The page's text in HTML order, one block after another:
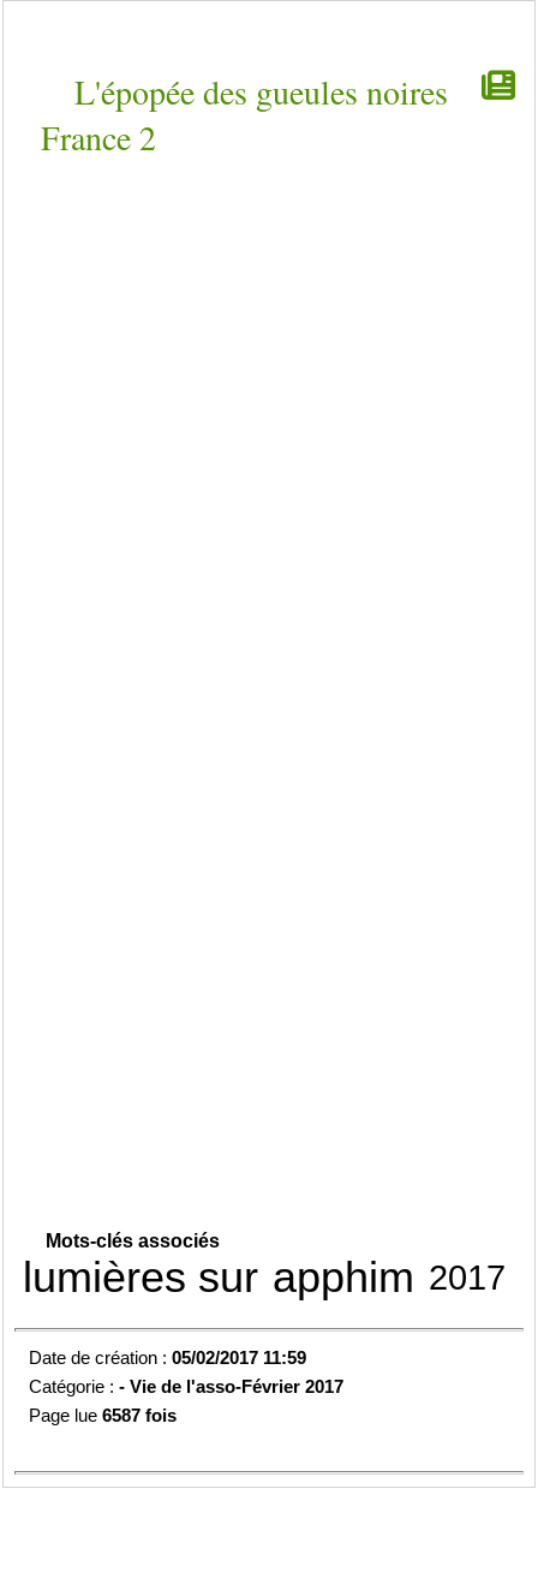
L'épopée des gueules noires
France 2
Mots-clés associés
lumières sur apphim 2017
Date de création :05/02/2017 11:59
Catégorie :-Vie de l'asso-Février 2017
Page lue6587 fois